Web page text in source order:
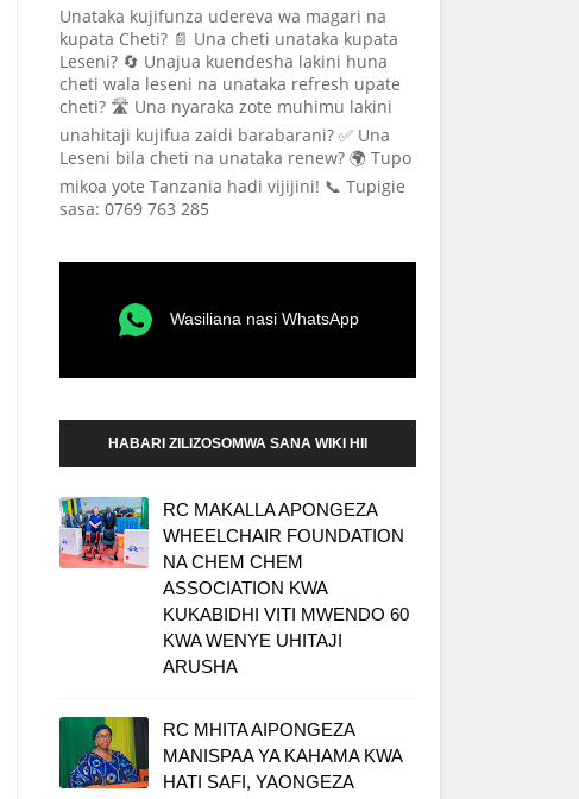
Unataka kujifunza udereva wa magari na
kupata Cheti? 📄 Una cheti unataka kupata
Leseni? 🔄 Unajua kuendesha lakini huna
cheti wala leseni na unataka refresh upate
cheti? 🛣️ Una nyaraka zote muhimu lakini
unahitaji kujifua zaidi barabarani? ✅ Una
Leseni bila cheti na unataka renew? 🌍 Tupo
mikoa yote Tanzania hadi vijijini! 📞 Tupigie
sasa: 0769 763 285
Wasiliana nasi WhatsApp
HABARI ZILIZOSOMWA SANA WIKI HII
RC MAKALLA APONGEZA
WHEELCHAIR FOUNDATION
NA CHEM CHEM
ASSOCIATION KWA
KUKABIDHI VITI MWENDO 60
KWA WENYE UHITAJI
ARUSHA
RC MHITA AIPONGEZA
MANISPAA YA KAHAMA KWA
HATI SAFI, YAONGEZA